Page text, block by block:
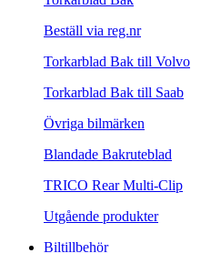
Beställ via reg.nr
Torkarblad Bak till Volvo
Torkarblad Bak till Saab
Övriga bilmärken
Blandade Bakruteblad
TRICO Rear Multi-Clip
Utgående produkter
Biltillbehör